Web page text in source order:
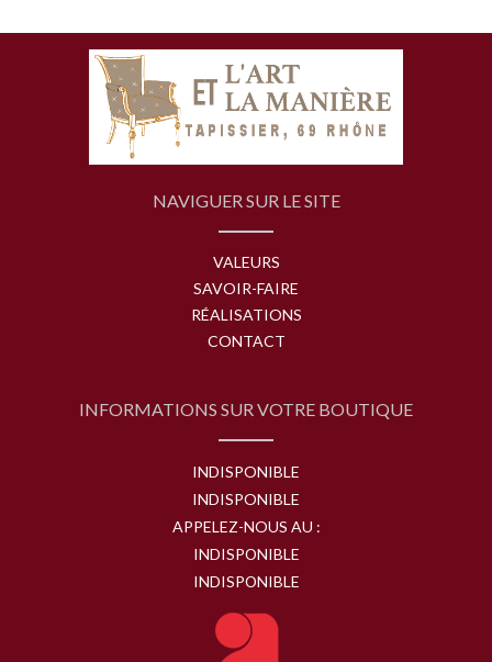
NAVIGUER SUR LE SITE
VALEURS
SAVOIR-FAIRE
RÉALISATIONS
CONTACT
INFORMATIONS SUR VOTRE BOUTIQUE
INDISPONIBLE
INDISPONIBLE
APPELEZ-NOUS AU :
INDISPONIBLE
INDISPONIBLE